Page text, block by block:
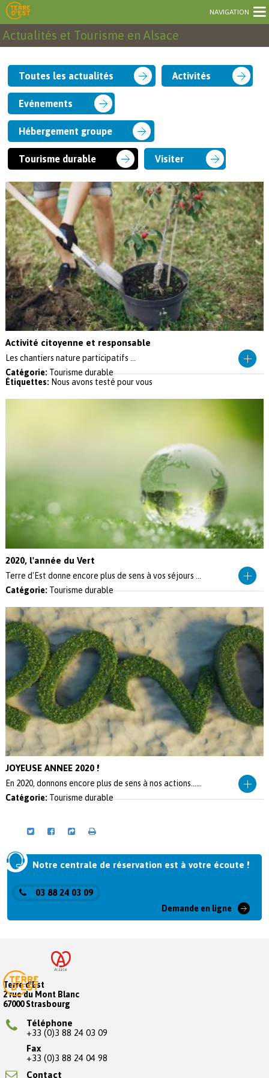
NAVIGATION
Actualités et Tourisme en Alsace
Toutes les actualités Activités
Evénements
Hébergement groupe
Tourisme durable Visiter
Activité citoyenne et responsable
Les chantiers nature participatifs ...
Catégorie:Tourisme durable
Étiquettes: Nous avons testé pour vous
2020, l'année du Vert
Terre d'Est donne encore plus de sens à vos séjours ...
Catégorie:Tourisme durable
JOYEUSE ANNEE 2020 !
En 2020, donnons encore plus de sens à nos actions......
Catégorie:Tourisme durable
Notre centrale de réservation est à votre écoute !
03 88 24 03 09
Demande en ligne
Terre d'Est
2 rue du Mont Blanc
67000 Strasbourg
Téléphone
+33 (0)3 88 24 03 09
Fax
+33 (0)3 88 24 04 98
Contact